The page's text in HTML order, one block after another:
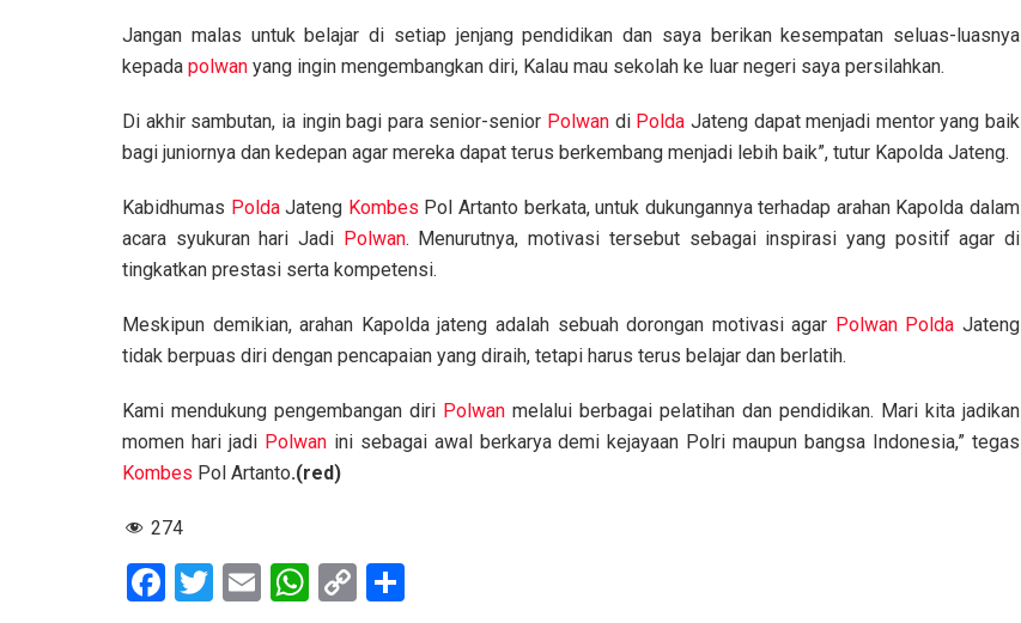
Jangan malas untuk belajar di setiap jenjang pendidikan dan saya berikan kesempatan seluas-luasnya
kepada polwan yang ingin mengembangkan diri, Kalau mau sekolah ke luar negeri saya persilahkan.
Di akhir sambutan, ia ingin bagi para senior-senior Polwan di Polda Jateng dapat menjadi mentor yang baik
bagi juniornya dan kedepan agar mereka dapat terus berkembang menjadi lebih baik”, tutur Kapolda Jateng.
Kabidhumas PoldaJateng Kombes Pol Artanto berkata, untuk dukungannya terhadap arahan Kapolda dalam
acara syukuran hari Jadi Polwan. Menurutnya, motivasi tersebut sebagai inspirasi yang positif agar di
tingkatkan prestasi serta kompetensi.
Meskipun demikian, arahan Kapolda jateng adalah sebuah dorongan motivasi agar Polwan Polda Jateng
tidak berpuas diri dengan pencapaian yang diraih, tetapi harus terus belajar dan berlatih.
Kami mendukung pengembangan diri Polwan melalui berbagai pelatihan dan pendidikan. Mari kita jadikan
momen hari jadi Polwanini sebagai awal berkarya demi kejayaan Polri maupun bangsa Indonesia,” tegas
Kombes Pol Artanto.(red)
274
F
T
E
W C